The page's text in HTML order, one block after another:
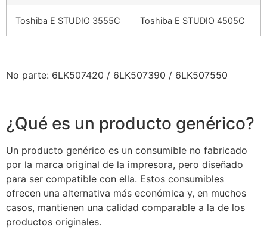
Toshiba E STUDIO 3555C Toshiba E STUDIO 4505C
No parte: 6LK507420 / 6LK507390 / 6LK507550
¿Qué es un producto genérico?
Un producto genérico es un consumible no fabricado
por la marca original de la impresora, pero diseñado
para ser compatible con ella. Estos consumibles
ofrecen una alternativa más económica y, en muchos
casos, mantienen una calidad comparable a la de los
productos originales.